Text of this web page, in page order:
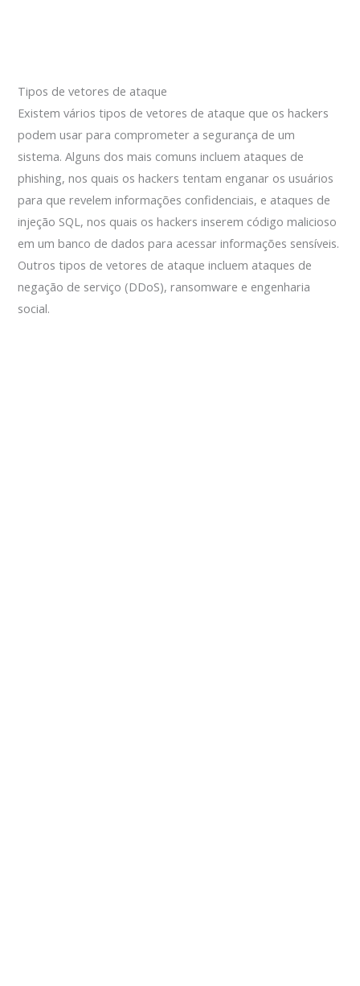
Tipos de vetores de ataque
Existem vários tipos de vetores de ataque que os hackers
podem usar para comprometer a segurança de um
sistema. Alguns dos mais comuns incluem ataques de
phishing, nos quais os hackers tentam enganar os usuários
para que revelem informações confidenciais, e ataques de
injeção SQL, nos quais os hackers inserem código malicioso
em um banco de dados para acessar informações sensíveis.
Outros tipos de vetores de ataque incluem ataques de
negação de serviço (DDoS), ransomware e engenharia
social.